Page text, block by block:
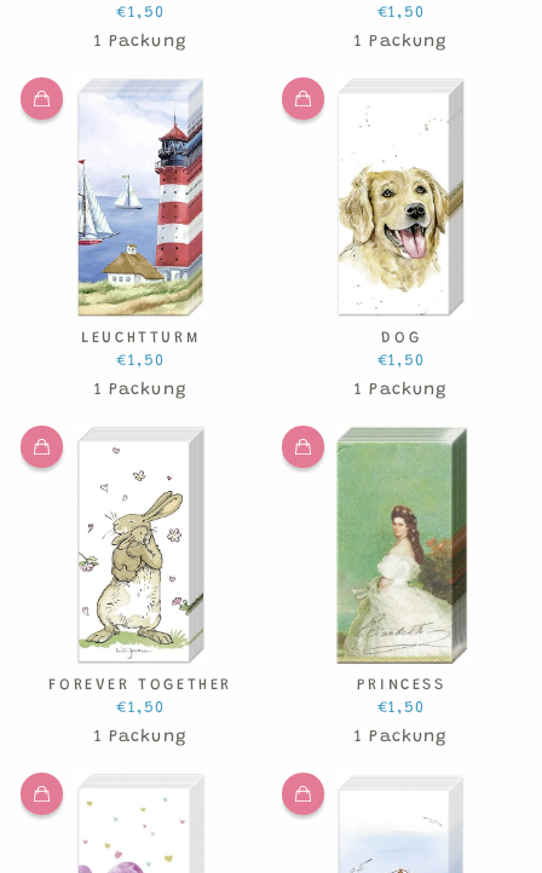
€1,50
1 Packung
€1,50
1 Packung
LEUCHTTURM
€1,50
1 Packung
DOG
€1,50
1 Packung
FOREVER TOGETHER
€1,50
1 Packung
PRINCESS
€1,50
1 Packung